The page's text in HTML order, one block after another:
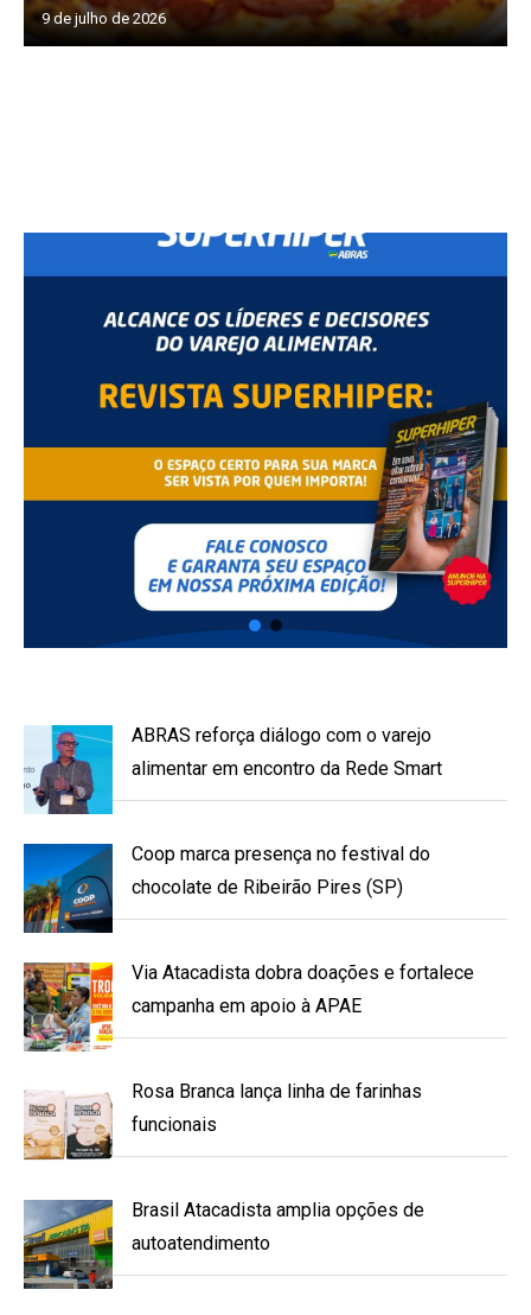
9 de julho de 2026
ABRAS reforça diálogo com o varejo
alimentar em encontro da Rede Smart
Coop marca presença no festival do
chocolate de Ribeirão Pires (SP)
Via Atacadista dobra doações e fortalece
campanha em apoio à APAE
Rosa Branca lança linha de farinhas
funcionais
Brasil Atacadista amplia opções de
autoatendimento